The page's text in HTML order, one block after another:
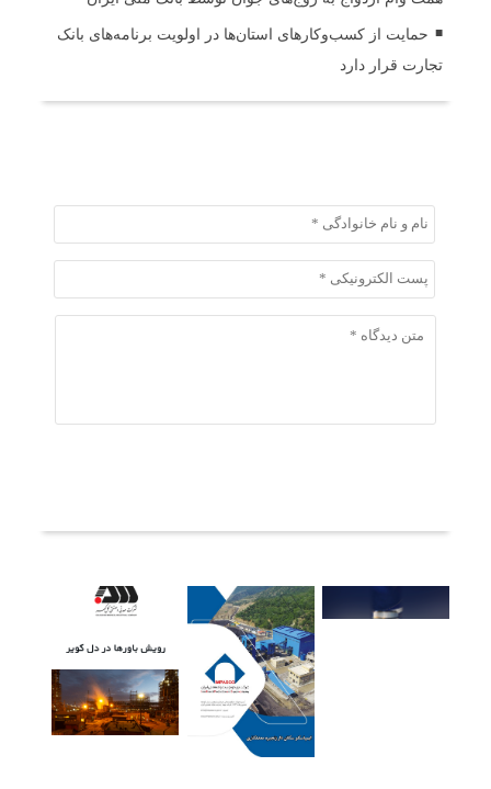
حمایت از کسب‌وکارهای استان‌ها در اولویت برنامه‌های بانک
تجارت قرار دارد